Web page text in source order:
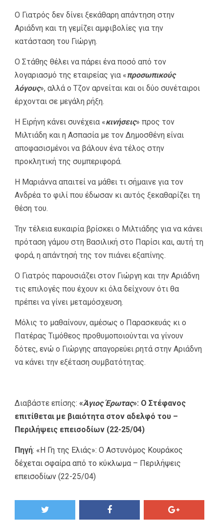
Ο Γιατρός δεν δίνει ξεκάθαρη απάντηση στην
Αριάδνη και τη γεμίζει αμφιβολίες για την
κατάσταση του Γιώργη.
Ο Στάθης θέλει να πάρει ένα ποσό από τον
λογαριασμό της εταιρείας για «προσωπικούς
λόγους», αλλά ο Τζον αρνείται και οι δύο συνέταιροι
έρχονται σε μεγάλη ρήξη.
Η Ειρήνη κάνει συνέχεια «κινήσεις» προς τον
Μιλτιάδη και η Ασπασία με τον Δημοσθένη είναι
αποφασισμένοι να βάλουν ένα τέλος στην
προκλητική της συμπεριφορά.
Η Μαριάννα απαιτεί να μάθει τι σήμαινε για τον
Ανδρέα το φιλί που έδωσαν κι αυτός ξεκαθαρίζει τη
θέση του.
Την τέλεια ευκαιρία βρίσκει ο Μιλτιάδης για να κάνει
πρόταση γάμου στη Βασιλική στο Παρίσι και, αυτή τη
φορά, η απάντησή της τον πιάνει εξαπίνης.
Ο Γιατρός παρουσιάζει στον Γιώργη και την Αριάδνη
τις επιλογές που έχουν κι όλα δείχνουν ότι θα
πρέπει να γίνει μεταμόσχευση.
Μόλις το μαθαίνουν, αμέσως ο Παρασκευάς κι ο
Πατέρας Τιμόθεος προθυμοποιούνται να γίνουν
δότες, ενώ ο Γιώργης απαγορεύει ρητά στην Αριάδνη
να κάνει την εξέταση συμβατότητας.
Διαβάστε επίσης: «Άγιος Έρωτας»: Ο Στέφανος
επιτίθεται με βιαιότητα στον αδελφό του –
Περιλήψεις επεισοδίων (22-25/04)
Πηγή: «Η Γη της Ελιάς»: Ο Aστυνόμος Κουράκος
δέχεται σφαίρα από το κύκλωμα – Περιλήψεις
επεισοδίων (22-25/04)